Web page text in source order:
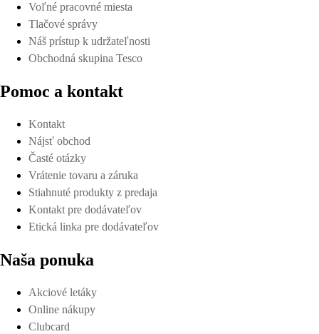
Voľné pracovné miesta
Tlačové správy
Náš prístup k udržateľnosti
Obchodná skupina Tesco
Pomoc a kontakt
Kontakt
Nájsť obchod
Časté otázky
Vrátenie tovaru a záruka
Stiahnuté produkty z predaja
Kontakt pre dodávateľov
Etická linka pre dodávateľov
Naša ponuka
Akciové letáky
Online nákupy
Clubcard